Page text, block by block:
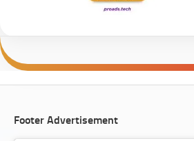
Footer Advertisement